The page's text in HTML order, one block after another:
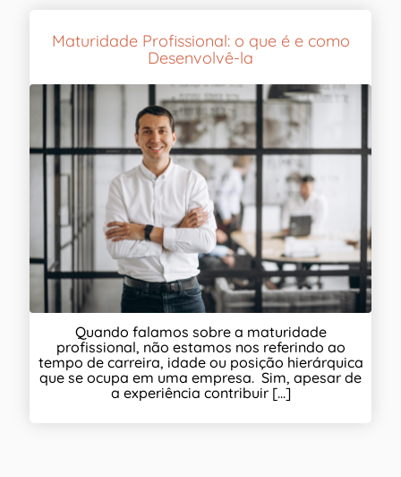
Maturidade Profissional: o que é e como
Desenvolvê-la
Quando falamos sobre a maturidade
profissional, não estamos nos referindo ao
tempo de carreira, idade ou posição hierárquica
que se ocupa em uma empresa. Sim, apesar de
a experiência contribuir [...]